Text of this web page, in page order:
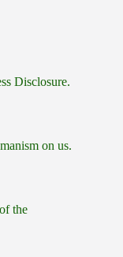
Disclosure.
on us.
the